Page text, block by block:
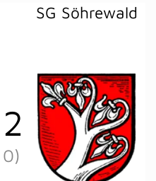
SG Söhrewald
2
0)